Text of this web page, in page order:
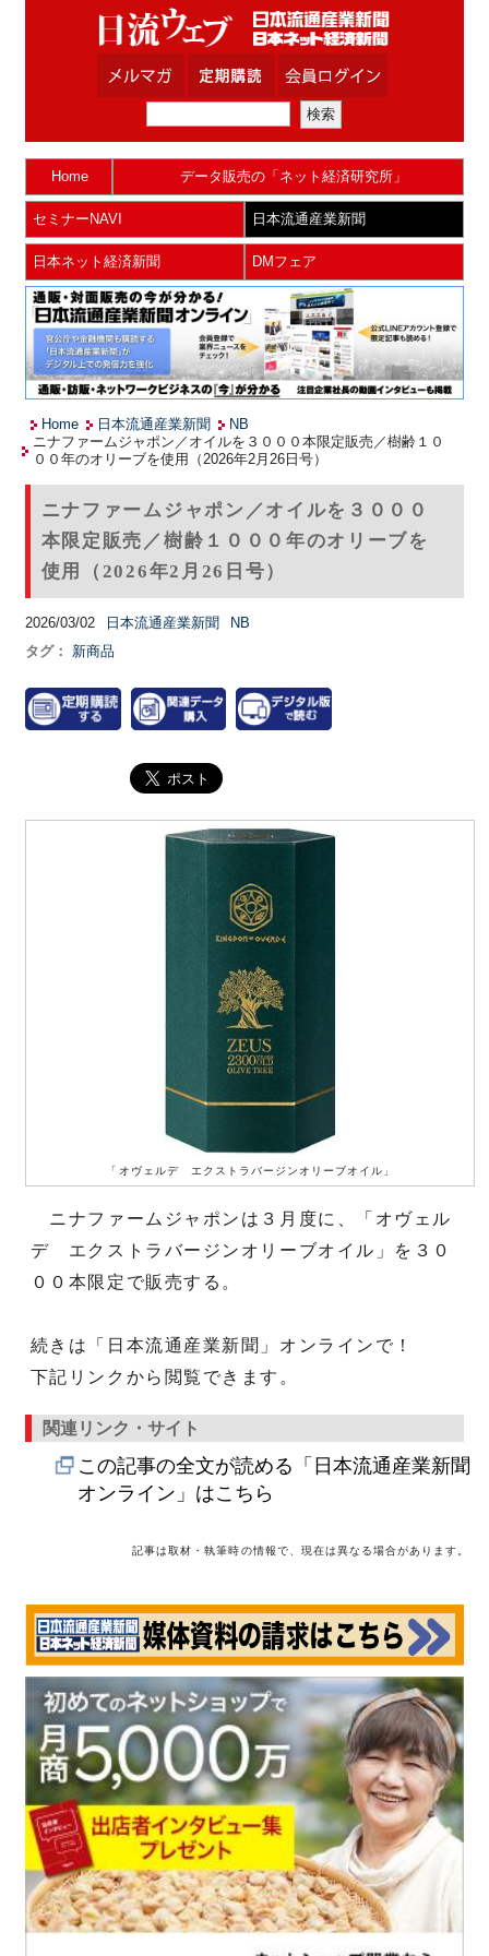
Home データ販売の「ネット経済研究所」
セミナーNAVI 日本流通産業新聞
日本ネット経済新聞 DMフェア
Home 日本流通産業新聞
NB
ニナファームジャポン／オイルを３０００本限定販売／樹齢１０
００年のオリーブを使用（2026年2月26日号）
ニナファームジャポン／オイルを３０００
本限定販売／樹齢１０００年のオリーブを
使用（2026年2月26日号）
2026/03/02 日本流通産業新聞
NB
タグ：
新商品
「オヴェルデ エクストラバージンオリーブオイル」
ニナファームジャポンは３月度に、「オヴェル
デ エクストラバージンオリーブオイル」を３０
００本限定で販売する。
続きは「日本流通産業新聞」オンラインで！
下記リンクから閲覧できます。
関連リンク・サイト
この記事の全文が読める「日本流通産業新聞
オンライン」はこちら
記事は取材・執筆時の情報で、現在は異なる場合があります。